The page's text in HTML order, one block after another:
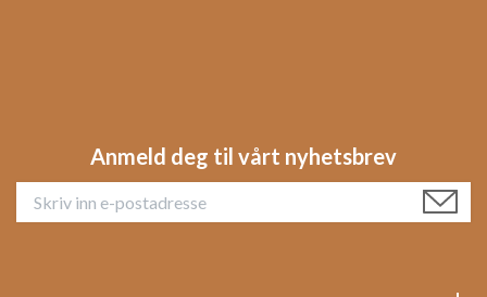
Anmeld deg til vårt nyhetsbrev